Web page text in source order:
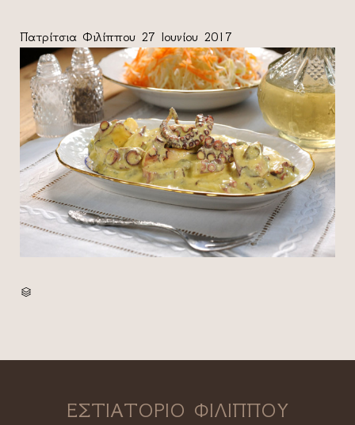
Πατρίτσια Φιλίππου 27 Ιουνίου 2017

ΕΣΤΙΑΤΟΡΙΟ ΦΙΛΙΠΠΟΥ